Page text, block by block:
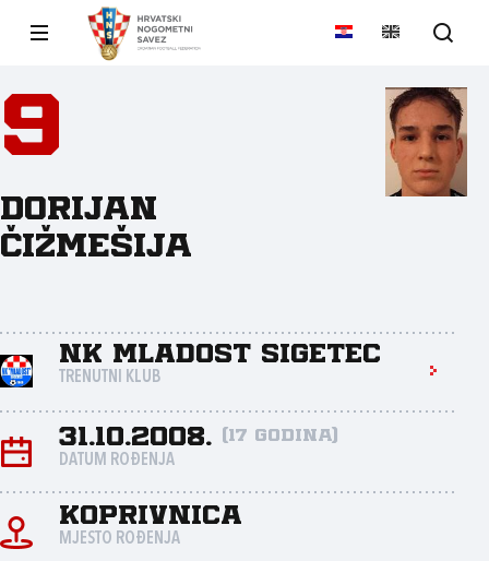
9
Dorijan
Čižmešija
NK Mladost Sigetec
TRENUTNI KLUB
31.10.2008. (17 godina)
DATUM ROĐENJA
Koprivnica
MJESTO ROĐENJA